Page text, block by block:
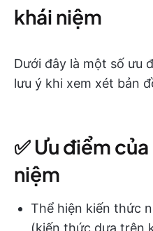
khái niệm
Dưới đây là một số ưu
lưu ý khi xem xét bản
✅ Ưu điểm
niệm
Thể hiện kiến thức
(kiến thức dựa trên